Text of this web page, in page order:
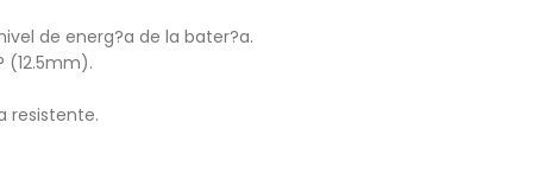
de energ?a de la bater?a.
(12.5mm).
resistente.